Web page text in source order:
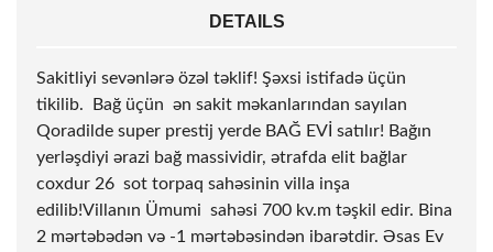
DETAILS
Sakitliyi sevənlərə özəl təklif! Şəxsi istifadə üçün
tikilib. Bağ üçün ən sakit məkanlarından sayılan
Qoradilde super prestij yerde BAĞ EVİ satılır! Bağın
yerləşdiyi ərazi bağ massividir, ətrafda elit bağlar
coxdur 26 sot torpaq sahəsinin villa inşa
edilib!Villanın Ümumi sahəsi 700 kv.m təşkil edir. Bina
2 mərtəbədən və -1 mərtəbəsindən ibarətdir. Əsas Ev